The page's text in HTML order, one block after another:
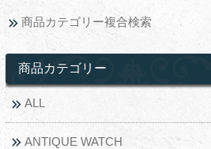
商品カテゴリー複合検索
商品カテゴリー
ALL
ANTIQUE WATCH